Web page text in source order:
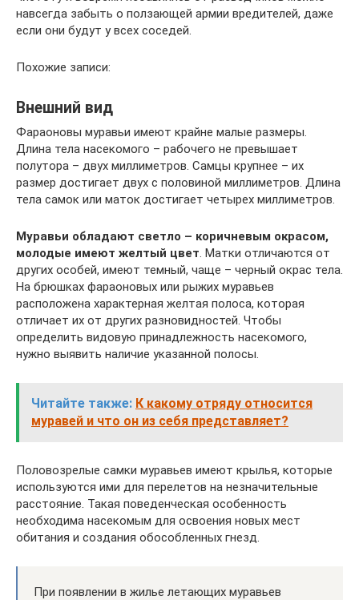
навсегда забыть о ползающей армии вредителей, даже
если они будут у всех соседей.
Похожие записи:
Внешний вид
Фараоновы муравьи имеют крайне малые размеры.
Длина тела насекомого – рабочего не превышает
полутора – двух миллиметров. Самцы крупнее – их
размер достигает двух с половиной миллиметров. Длина
тела самок или маток достигает четырех миллиметров.
Муравьи обладают светло – коричневым окрасом,
молодые имеют желтый цвет . Матки отличаются от
других особей, имеют темный, чаще – черный окрас тела.
На брюшках фараоновых или рыжих муравьев
расположена характерная желтая полоса, которая
отличает их от других разновидностей. Чтобы
определить видовую принадлежность насекомого,
нужно выявить наличие указанной полосы.
Читайте также: К какому отряду относится
муравей и что он из себя представляет?
Половозрелые самки муравьев имеют крылья, которые
используются ими для перелетов на незначительные
расстояние. Такая поведенческая особенность
необходима насекомым для освоения новых мест
обитания и создания обособленных гнезд.
При появлении в жилье летающих муравьев